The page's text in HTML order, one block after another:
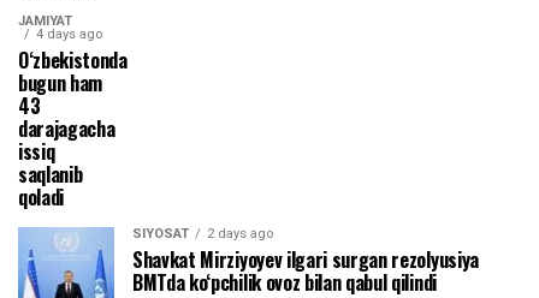
JAMIYAT
4 days ago
O‘zbekistonda
bugun ham
43
darajagacha
issiq
saqlanib
qoladi
SIYOSAT 2 days ago
Shavkat Mirziyoyev ilgari surgan rezolyusiya
BMTda ko‘pchilik ovoz bilan qabul qilindi